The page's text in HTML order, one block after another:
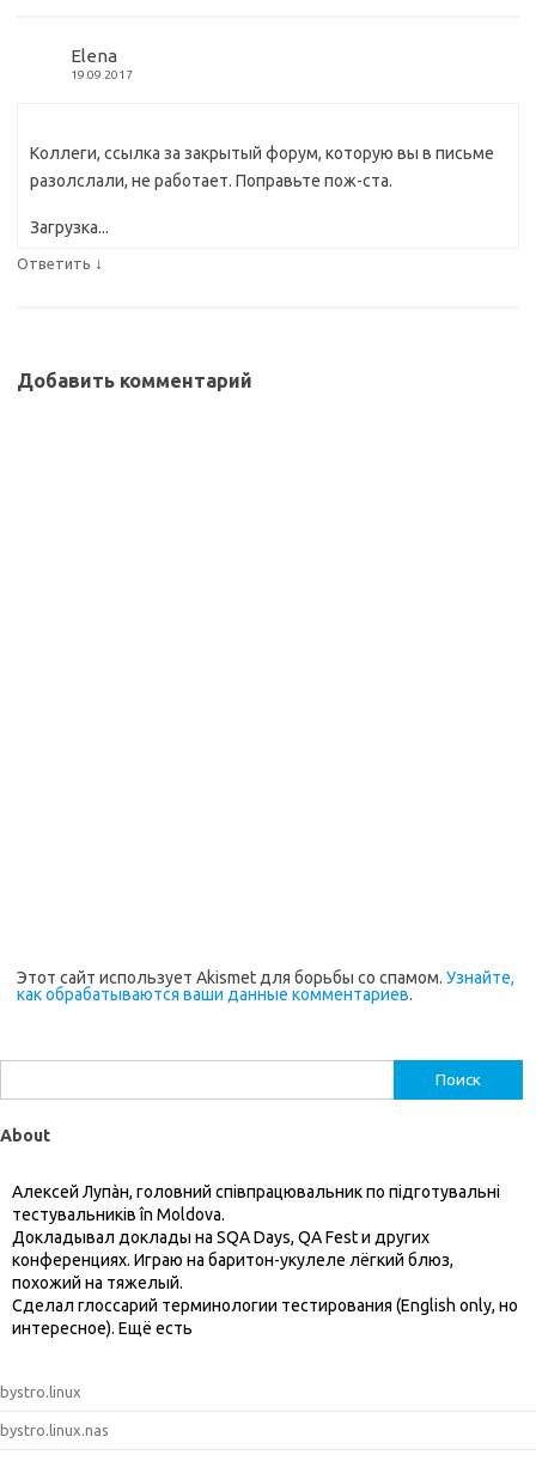
Elena
19.09.2017
Коллеги, ссылка за закрытый форум, которую вы в письме
разолслали, не работает. Поправьте пож-ста.
Загрузка...
Ответить ↓
Добавить комментарий
Этот сайт использует Akismet для борьбы со спамом. Узнайте,
как обрабатываются ваши данные комментариев.
About
Алексей Лупàн, головний спiвпрацювальник по підготувальні
тестувальників în Moldova.
Докладывал доклады на SQA Days, QA Fest и других
конференциях. Играю на баритон-укулеле лёгкий блюз,
похожий на тяжелый.
Сделал глоссарий терминологии тестирования (English only, но
интересное). Ещё есть
bystro.linux
bystro.linux.nas